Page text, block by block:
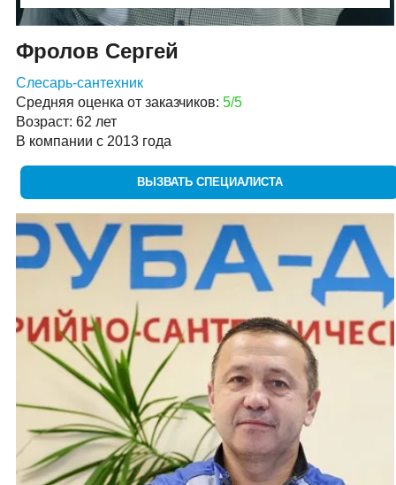
Фролов Сергей
Слесарь-сантехник
Средняя оценка от заказчиков: 5/5
Возраст: 62 лет
В компании с 2013 года
ВЫЗВАТЬ СПЕЦИАЛИСТА